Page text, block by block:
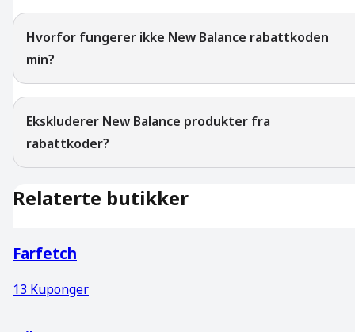
Hvorfor fungerer ikke New Balance rabattkoden
min?
Ekskluderer New Balance produkter fra
rabattkoder?
Relaterte butikker
Farfetch
13 Kuponger